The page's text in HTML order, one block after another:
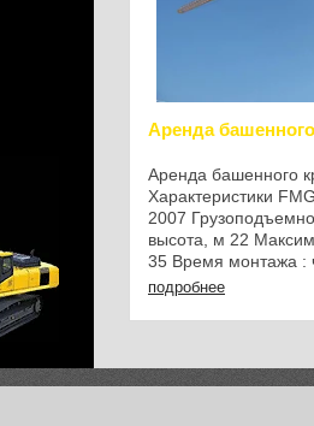
Аренда
Аренда башенного
Характеристики
2007
высота, м 22
35 Время монтажа :
Исполнитель:
подробнее